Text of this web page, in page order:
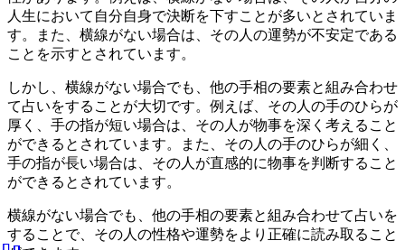
人生において自分自身で決断を下すことが多いとされていま
す。また、横線がない場合は、その人の運勢が不安定である
ことを示すとされています。
しかし、横線がない場合でも、他の手相の要素と組み合わせ
て占いをすることが大切です。例えば、その人の手のひらが
厚く、手の指が短い場合は、その人が物事を深く考えること
ができるとされています。また、その人の手のひらが細く、
手の指が長い場合は、その人が直感的に物事を判断すること
ができるとされています。
横線がない場合でも、他の手相の要素と組み合わせて占いを
することで、その人の性格や運勢をより正確に読み取ること